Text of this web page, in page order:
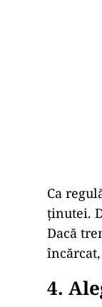
Ca
ținutei.
Dacă
4.